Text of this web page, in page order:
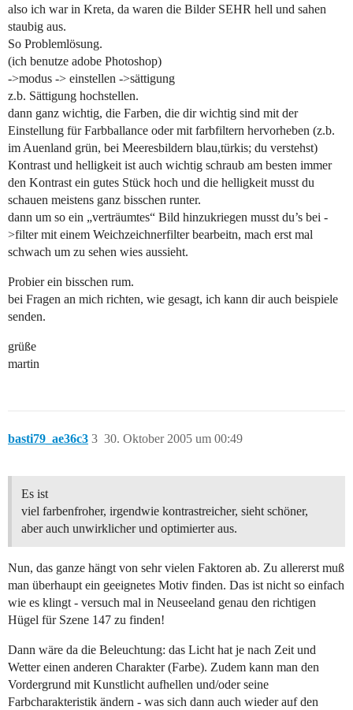
also ich war in Kreta, da waren die Bilder SEHR hell und sahen
staubig aus.
So Problemlösung.
(ich benutze adobe Photoshop)
->modus -> einstellen ->sättigung
z.b. Sättigung hochstellen.
dann ganz wichtig, die Farben, die dir wichtig sind mit der
Einstellung für Farbballance oder mit farbfiltern hervorheben (z.b.
im Auenland grün, bei Meeresbildern blau,türkis; du verstehst)
Kontrast und helligkeit ist auch wichtig schraub am besten immer
den Kontrast ein gutes Stück hoch und die helligkeit musst du
schauen meistens ganz bisschen runter.
dann um so ein „verträumtes“ Bild hinzukriegen musst du’s bei -
>filter mit einem Weichzeichnerfilter bearbeitn, mach erst mal
schwach um zu sehen wies aussieht.
Probier ein bisschen rum.
bei Fragen an mich richten, wie gesagt, ich kann dir auch beispiele
senden.
grüße
martin
basti79_ae36c3 30. Oktober 2005 um 00:49
3
Es ist
viel farbenfroher, irgendwie kontrastreicher, sieht schöner,
aber auch unwirklicher und optimierter aus.
Nun, das ganze hängt von sehr vielen Faktoren ab. Zu allererst muß
man überhaupt ein geeignetes Motiv finden. Das ist nicht so einfach
wie es klingt - versuch mal in Neuseeland genau den richtigen
Hügel für Szene 147 zu finden!
Dann wäre da die Beleuchtung: das Licht hat je nach Zeit und
Wetter einen anderen Charakter (Farbe). Zudem kann man den
Vordergrund mit Kunstlicht aufhellen und/oder seine
Farbcharakteristik ändern - was sich dann auch wieder auf den